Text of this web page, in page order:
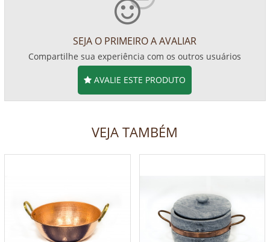
SEJA O PRIMEIRO A AVALIAR
Compartilhe sua experiência com os outros usuários
AVALIE ESTE PRODUTO
VEJA TAMBÉM